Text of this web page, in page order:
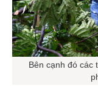
Bên cạnh đó các